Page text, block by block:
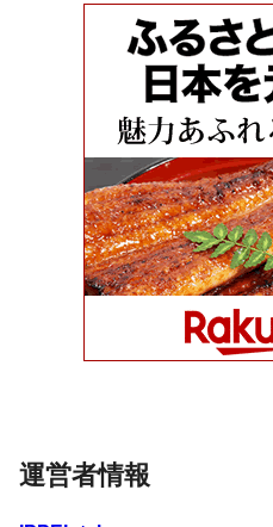
運営者情報